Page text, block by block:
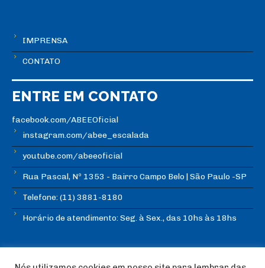
IMPRENSA
CONTATO
ENTRE EM CONTATO
facebook.com/ABEEOficial
instagram.com/abee_escalada
youtube.com/abeeoficial
Rua Pascal, Nº 1353 - Bairro Campo Belo | São Paulo -SP
Telefone: (11) 3881-8180
Horário de atendimento: Seg. à Sex., das 10hs às 18hs